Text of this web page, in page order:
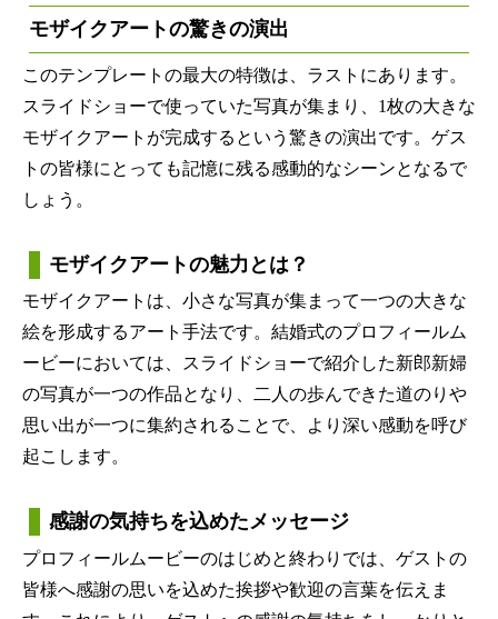
モザイクアートの驚きの演出
このテンプレートの最大の特徴は、ラストにあります。
スライドショーで使っていた写真が集まり、1枚の大きな
モザイクアートが完成するという驚きの演出です。ゲス
トの皆様にとっても記憶に残る感動的なシーンとなるで
しょう。
モザイクアートの魅力とは？
モザイクアートは、小さな写真が集まって一つの大きな
絵を形成するアート手法です。結婚式のプロフィールム
ービーにおいては、スライドショーで紹介した新郎新婦
の写真が一つの作品となり、二人の歩んできた道のりや
思い出が一つに集約されることで、より深い感動を呼び
起こします。
感謝の気持ちを込めたメッセージ
プロフィールムービーのはじめと終わりでは、ゲストの
皆様へ感謝の思いを込めた挨拶や歓迎の言葉を伝えま